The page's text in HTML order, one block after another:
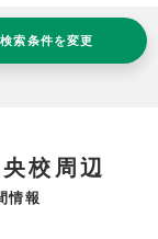
検索条件を変更
校周辺
情報